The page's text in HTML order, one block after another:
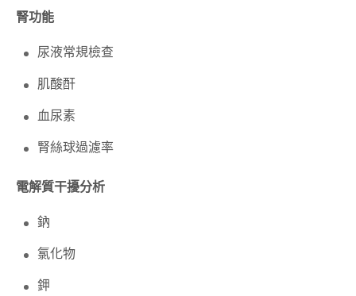
腎功能
尿液常規檢查
肌酸酐
血尿素
腎絲球過濾率
電解質干擾分析
鈉
氯化物
鉀